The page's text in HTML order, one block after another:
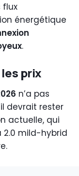
flux
énergétique
.
prix
n’a pas
devrait rester
actuelle, qui
2.0 mild-hybrid